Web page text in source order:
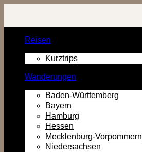
Inhalt
Reisen
Kurztrips
Wanderungen
Baden-Württemberg
Bayern
Hamburg
Hessen
Mecklenburg-Vorpommern
Niedersachsen